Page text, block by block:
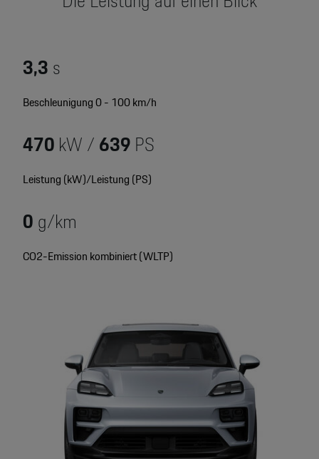
Motorsport & Events
Wir über uns
Newsletter
Porsche Shop
Mein Porsche Account
YouTube Channel
Porsche Poster Designer
3,3s
Beschleunigung 0 - 100 km/h
470kW /639PS
Leistung (kW)/Leistung (PS)
0g/km
CO2-Emission kombiniert (WLTP)